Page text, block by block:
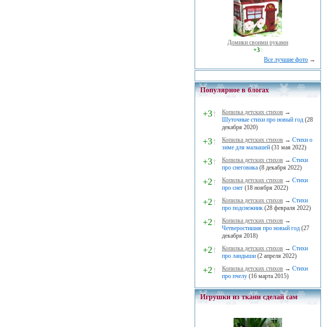
Домики своими руками
+3↑
Все лучшие фото →
Популярное в блогах
+3↑ Копилка детских стихов →
Шуточные стихи про новый год (28
декабря 2020)
+3↑ Копилка детских стихов → Стихи о
зиме для малышей (31 мая 2022)
+3↑ Копилка детских стихов → Стихи
про снеговика (8 декабря 2022)
+2↑ Копилка детских стихов → Стихи
про снег (18 ноября 2022)
+2↑ Копилка детских стихов → Стихи
про подснежник (28 февраля 2022)
+2↑ Копилка детских стихов →
Четверостишия про новый год (27
декабря 2018)
+2↑ Копилка детских стихов → Стихи
про ландыши (2 апреля 2022)
+2↑ Копилка детских стихов → Стихи
про пчелу (16 марта 2015)
Игрушки из ткани сделай сам